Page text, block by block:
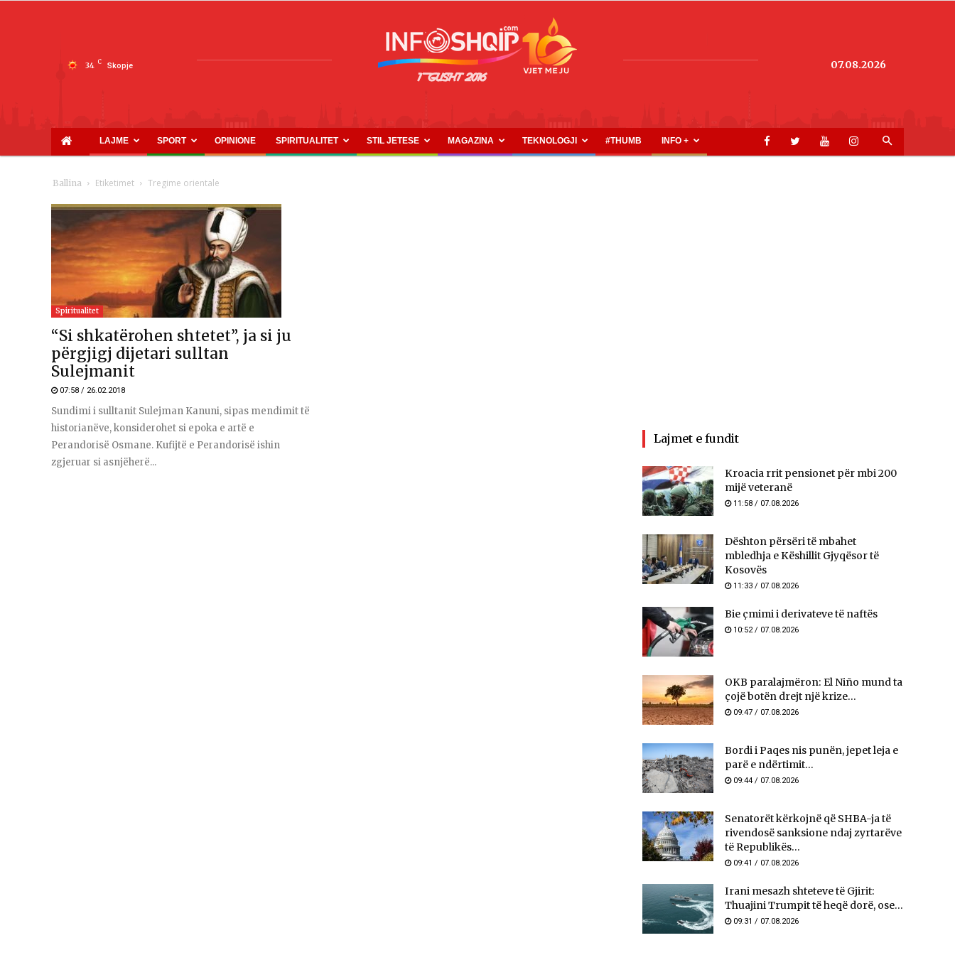
34 C Skopje
INFOSHQIP.COM
07.08.2026
LAJME SPORT OPINIONE SPIRITUALITET STIL JETESE MAGAZINA TEKNOLOGJI #THUMB INFO +
Ballina Etiketimet Tregime orientale
Spiritualitet
“Si shkatërohen shtetet”, ja si ju
përgjigj dijetari sulltan
Sulejmanit
07:58 / 26.02.2018
Sundimi i sulltanit Sulejman Kanuni, sipas mendimit të
historianëve, konsiderohet si epoka e artë e
Perandorisë Osmane. Kufijtë e Perandorisë ishin
zgjeruar si asnjëherë...
Lajmet e fundit
Kroacia rrit pensionet për mbi 200
mijë veteranë
11:58 / 07.08.2026
​Dështon përsëri të mbahet
mbledhja e Këshillit Gjyqësor të
Kosovës
11:33 / 07.08.2026
Bie çmimi i derivateve të naftës
10:52 / 07.08.2026
OKB paralajmëron: El Niño mund ta
çojë botën drejt një krize...
09:47 / 07.08.2026
Bordi i Paqes nis punën, jepet leja e
parë e ndërtimit...
09:44 / 07.08.2026
Senatorët kërkojnë që SHBA-ja të
rivendosë sanksione ndaj zyrtarëve
të Republikës...
09:41 / 07.08.2026
Irani mesazh shteteve të Gjirit:
Thuajini Trumpit të heqë dorë, ose...
09:31 / 07.08.2026